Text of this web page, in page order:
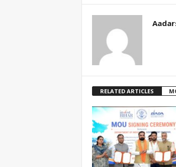
RELATED ARTICLES